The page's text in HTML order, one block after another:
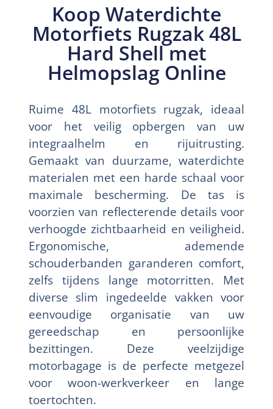
Koop Waterdichte
Motorfiets Rugzak 48L
Hard Shell met
Helmopslag Online
Ruime 48L motorfiets rugzak, ideaal
voor het veilig opbergen van uw
integraalhelm en rijuitrusting.
Gemaakt van duurzame, waterdichte
materialen met een harde schaal voor
maximale bescherming. De tas is
voorzien van reflecterende details voor
verhoogde zichtbaarheid en veiligheid.
Ergonomische, ademende
schouderbanden garanderen comfort,
zelfs tijdens lange motorritten. Met
diverse slim ingedeelde vakken voor
eenvoudige organisatie van uw
gereedschap en persoonlijke
bezittingen. Deze veelzijdige
motorbagage is de perfecte metgezel
voor woon-werkverkeer en lange
toertochten.